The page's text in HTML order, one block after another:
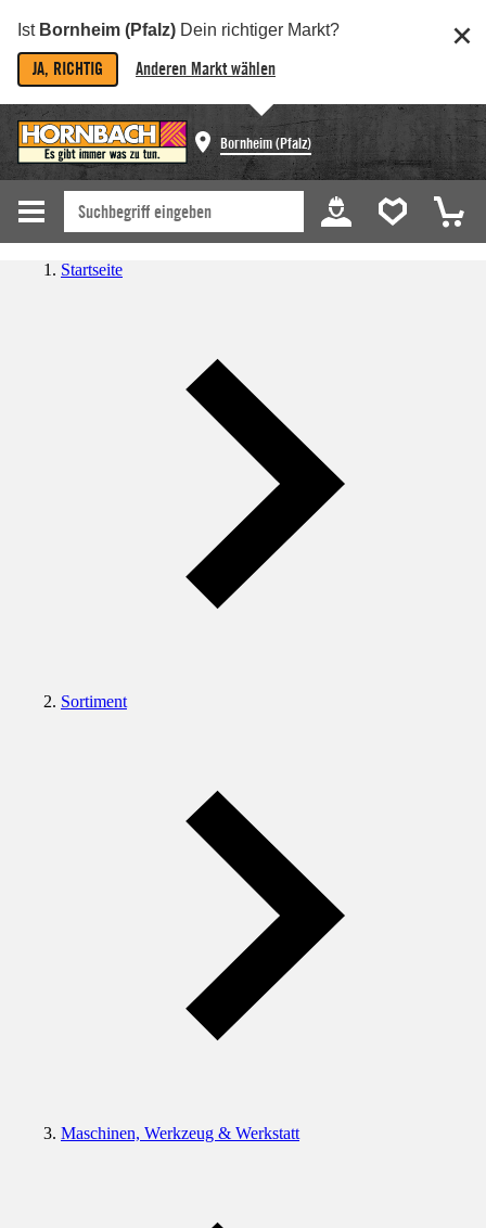
Ist Bornheim (Pfalz) Dein richtiger Markt?
JA, RICHTIG Anderen Markt wählen
Bornheim (Pfalz)
Startseite
Sortiment
Maschinen, Werkzeug & Werkstatt